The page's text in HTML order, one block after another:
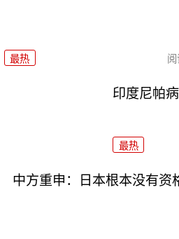
最热
印度尼帕
最热
中方重申：日本根本没有资